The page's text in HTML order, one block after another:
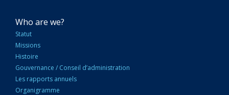
NAVIGATION
PRINCIPALE
Who are we?
Statut
Missions
Histoire
Gouvernance / Conseil d’administration
Les rapports annuels
Organigramme